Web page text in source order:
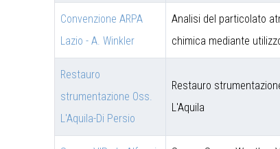
Convenzione ARPA
Lazio - A. Winkler
Analisi del particolato
chimica mediante
Restauro
strumentazione Oss.
L'Aquila-Di Persio
Restauro
L'Aquila